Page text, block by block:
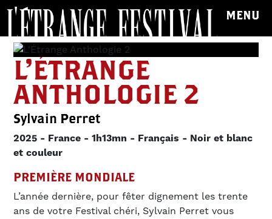
MENU
L'ÉTRANGE
ANTHOLOGIE 2
Sylvain Perret
2025 France 1h13mn Français
Noir et blanc
et couleur
PREMIÈRE MONDIALE
L’année dernière, pour fêter dignement les trente
ans de votre Festival chéri, Sylvain Perret vous